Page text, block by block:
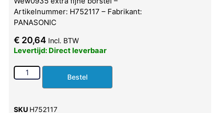
Artikelnummer: H752117 – Fabrikant:
PANASONIC
€ 20,64 Incl. BTW
Levertijd: Direct leverbaar
Bestel
SKU H752117